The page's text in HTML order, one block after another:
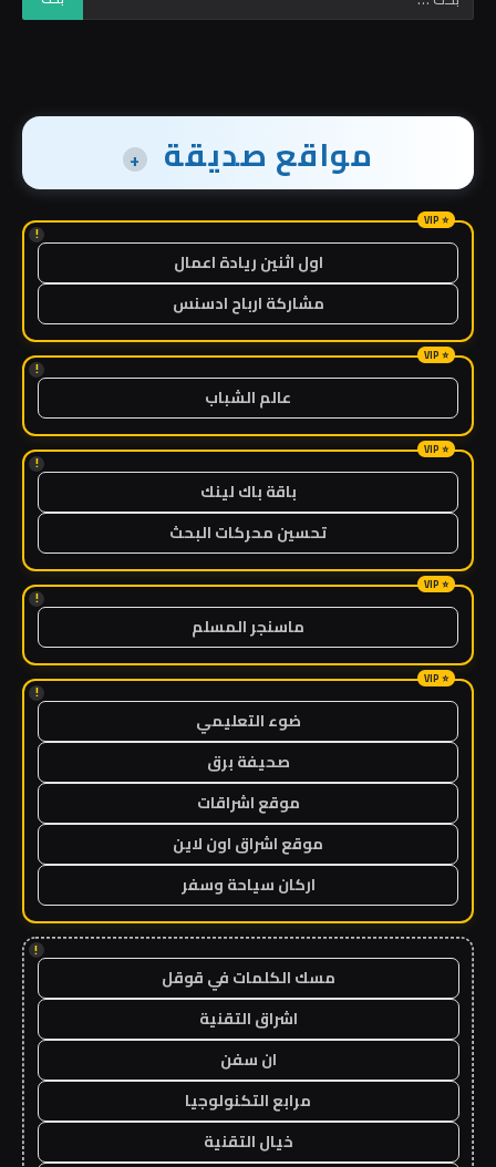
مواقع صديقة +
!
اول اثنين ريادة اعمال
مشاركة ارباح ادسنس
!
عالم الشباب
!
باقة باك لينك
تحسين محركات البحث
!
ماسنجر المسلم
!
ضوء التعليمي
صحيفة برق
موقع اشراقات
موقع اشراق اون لاين
اركان سياحة وسفر
!
مسك الكلمات في قوقل
اشراق التقنية
ان سفن
مرابع التكنولوجيا
خيال التقنية